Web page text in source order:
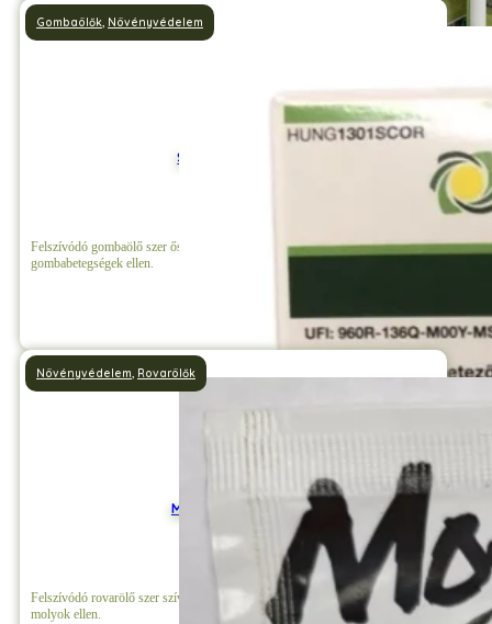
Score 250 EC 0,1 l
Felszívódó gombaölő szer őszibarack levélfodrosodás, varasodás és egyéb
gombabetegségek ellen.
Gombaölők, Növényvédelem
Mospilan 20 SG 4 g
Felszívódó rovarölő szer szívó- és rágó kártevők, levéltetvek, pajzstetvek,
molyok ellen.
Növényvédelem, Rovarölők